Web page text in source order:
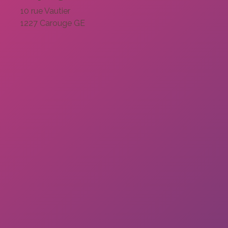
10 rue Vautier
1227 Carouge GE